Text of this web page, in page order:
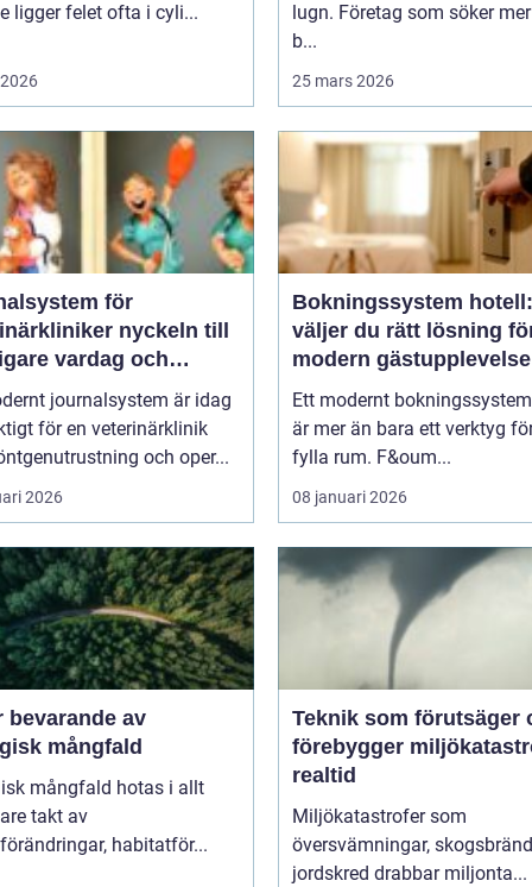
ligger felet ofta i cyli...
lugn. Företag som söker
b...
25 mars 2026
för
nyckeln till
vardag och
vård
journalsystem är idag
för en veterinärklinik
och oper...
2026
Bokningssystem
väljer du rätt lösning
modern gästupplevelse
Ett modernt
är mer än bara ett verktyg
fylla rum. F&oum...
08 januari 2026
bevarande av
mångfald
mångfald hotas i allt
takt av
habitatför...
Teknik som förutsäger
förebygger
realtid
Miljökatastrofer som
översvämningar,
jordskred drabbar miljonta...